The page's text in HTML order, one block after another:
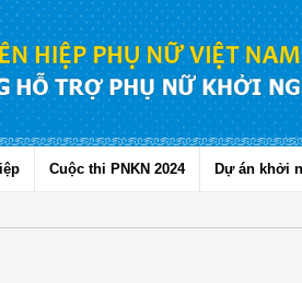
Cuộc thi PNKN 2024 Dự án khởi